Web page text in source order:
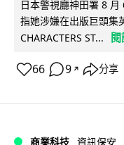
日本警視廳神田署 8 月
指她涉嫌在出版巨頭集
CHARACTERS ST...
66 9 ↗ 分享
商業科技 資訊保安